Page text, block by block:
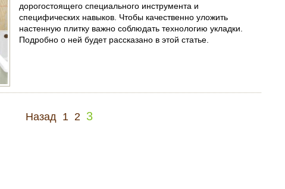
дорогостоящего специального инструмента и
специфических навыков. Чтобы качественно уложить
настенную плитку важно соблюдать технологию укладки.
Подробно о ней будет рассказано в этой статье.
Назад 1 2 3